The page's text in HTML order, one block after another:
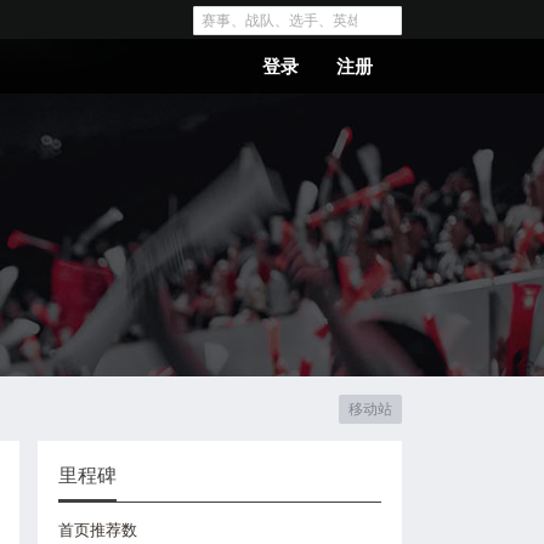
登录 注册
移动站
里程碑
首页推荐数